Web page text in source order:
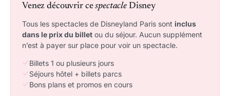
Venez découvrir cespectacleDisney
Tous les spectacles de Disneyland Paris sont inclus
dans le prix du billet ou du séjour. Aucun supplément
n’est à payer sur place pour voir un spectacle.
Billets 1 ou plusieurs jours
Séjours hôtel + billets parcs
Bons plans et promos en cours